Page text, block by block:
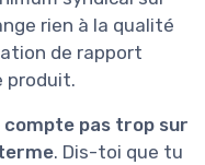
rien à la qualité
de rapport
produit.
compte pas trop sur
. Dis-toi que tu